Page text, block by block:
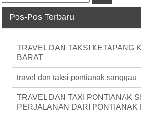
Pos-Pos Terbaru
TRAVEL DAN TAKSI KETAPANG
BARAT
travel dan taksi pontianak sanggau
TRAVEL DAN TAXI PONTIANAK
PERJALANAN DARI PONTIANAK